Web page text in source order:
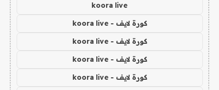
koora live
كورة لايف - koora live
كورة لايف - koora live
كورة لايف - koora live
كورة لايف - koora live